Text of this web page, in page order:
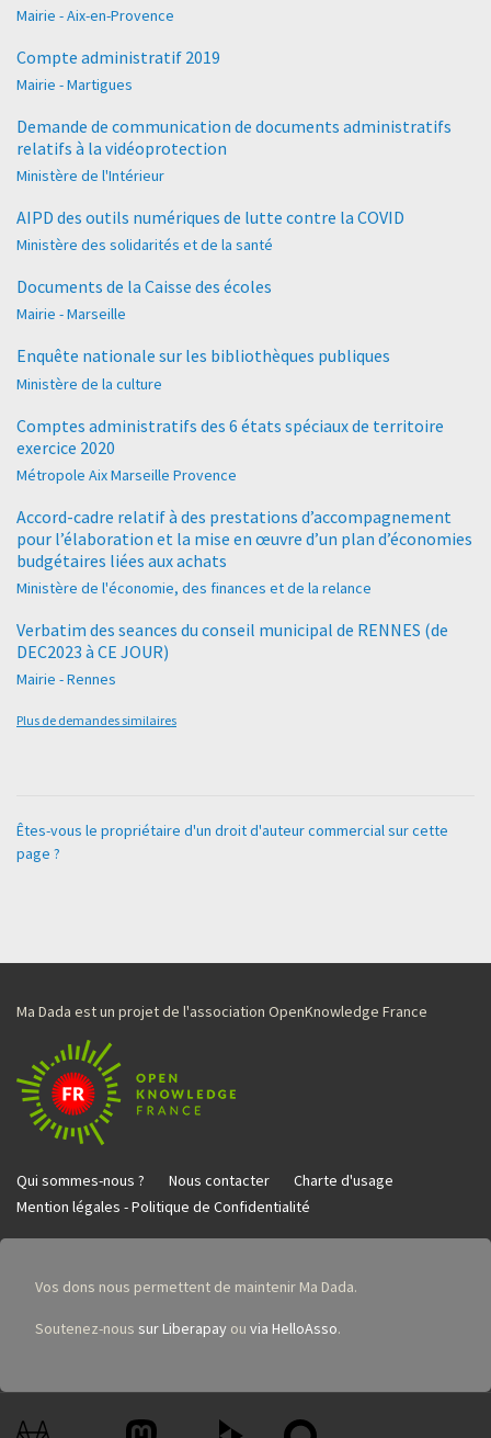
Mairie - Aix-en-Provence
Compte administratif 2019
Mairie - Martigues
Demande de communication de documents administratifs
relatifs à la vidéoprotection
Ministère de l'Intérieur
AIPD des outils numériques de lutte contre la COVID
Ministère des solidarités et de la santé
Documents de la Caisse des écoles
Mairie - Marseille
Enquête nationale sur les bibliothèques publiques
Ministère de la culture
Comptes administratifs des 6 états spéciaux de territoire
exercice 2020
Métropole Aix Marseille Provence
Accord-cadre relatif à des prestations d’accompagnement
pour l’élaboration et la mise en œuvre d’un plan d’économies
budgétaires liées aux achats
Ministère de l'économie, des finances et de la relance
Verbatim des seances du conseil municipal de RENNES (de
DEC2023 à CE JOUR)
Mairie - Rennes
Plus de demandes similaires
Êtes-vous le propriétaire d'un droit d'auteur commercial sur cette
page ?
Ma Dada est un projet de l'association OpenKnowledge France
Qui sommes-nous ? Nous contacter
Charte d'usage
Mention légales - Politique de Confidentialité
Vos dons nous permettent de maintenir Ma Dada.
Soutenez-nous sur Liberapay ou via HelloAsso.